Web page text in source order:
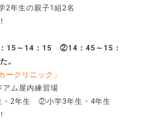
2年生の親子1組2名
！
～14：15 ②14：45～15：
。
ークリニック」
アム屋内練習場
・2年生 ②小学3年生・4年生
！